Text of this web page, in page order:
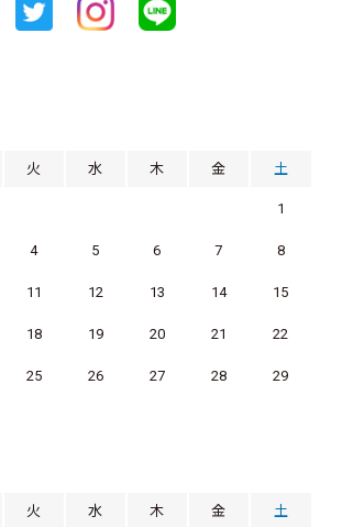
火 水 木 金 土
1
4 5 6 7 8
11 12 13 14 15
18 19 20 21 22
25 26 27 28 29
火 水 木 金 土